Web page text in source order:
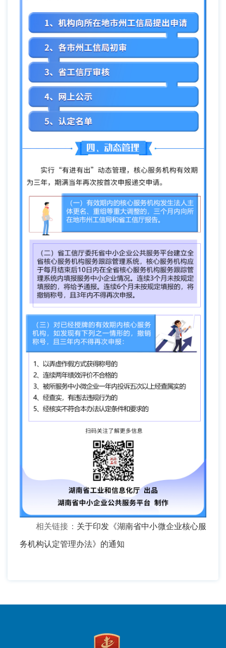
相关链接： 关于印发《湖南省中小微企业核心服
务机构认定管理办法》的通知